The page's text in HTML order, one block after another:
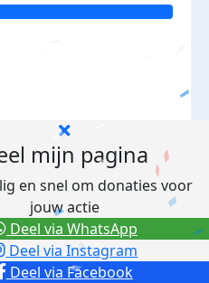
mijn pagina
en snel om donaties voor
jouw actie
Deel via Facebook
Deel via Instagram
Deel via WhatsApp